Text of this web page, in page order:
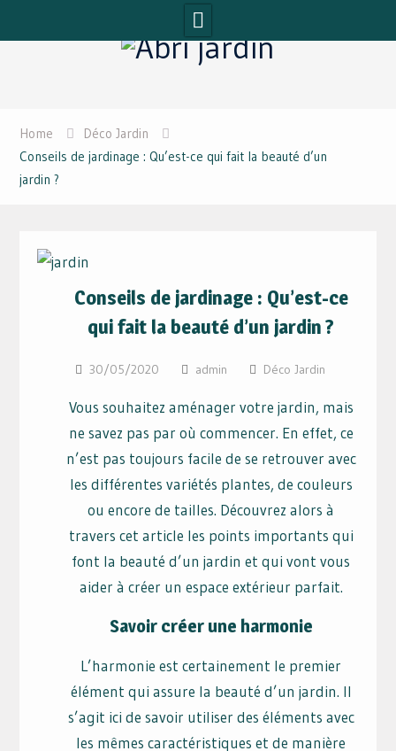
to
Home
Déco Jardin
Conseils de jardinage : Qu’est-ce qui fait la beauté d’un
jardin ?
Conseils de jardinage : Qu’est-ce
qui fait la beauté d’un jardin ?
30/05/2020 admin Déco Jardin
Vous souhaitez aménager votre jardin, mais
ne savez pas par où commencer. En effet, ce
n’est pas toujours facile de se retrouver avec
les différentes variétés plantes, de couleurs
ou encore de tailles. Découvrez alors à
travers cet article les points importants qui
font la beauté d’un jardin et qui vont vous
aider à créer un espace extérieur parfait.
Savoir créer une harmonie
L’harmonie est certainement le premier
élément qui assure la beauté d’un jardin. Il
s’agit ici de savoir utiliser des éléments avec
les mêmes caractéristiques et de manière